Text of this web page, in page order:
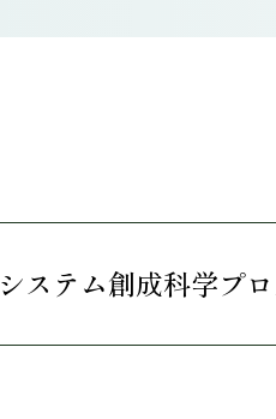
システム創成科学プロ